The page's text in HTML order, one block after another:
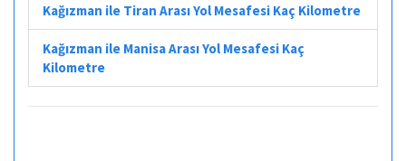
Kağızman ile Tiran Arası Yol Mesafesi Kaç Kilometre
Kağızman ile Manisa Arası Yol Mesafesi Kaç
Kilometre